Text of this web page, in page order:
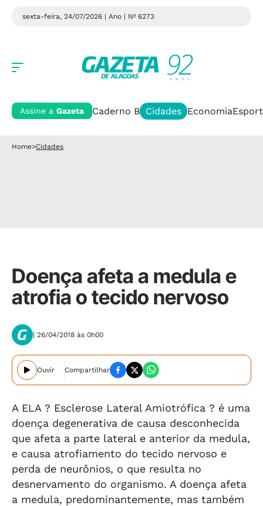
sexta-feira, 24/07/2026 | Ano | Nº 6273
Assine a Gazeta Caderno B Cidades Economia
Home>Cidades
Doença afeta a medula e
atrofia o tecido nervoso
| 26/04/2018 às 0h00
Ouvir Compartilhar
A ELA ? Esclerose Lateral Amiotrófica ? é uma
doença degenerativa de causa desconhecida
que afeta a parte lateral e anterior da medula,
e causa atrofiamento do tecido nervoso e
perda de neurônios, o que resulta no
desnervamento do organismo. A doença afeta
a medula, predominantemente, mas também